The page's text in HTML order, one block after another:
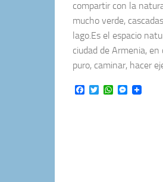
compartir con la
mucho verde,
lago.Es el espacio
ciudad de Armenia,
puro, caminar, hacer
Facebook
TwitterWhatsApp